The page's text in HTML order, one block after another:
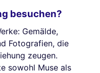
besuchen?
Gemälde,
Fotografien, die
zeugen.
sowohl Muse als